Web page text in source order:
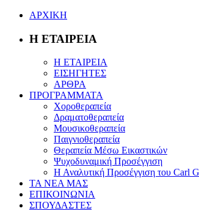
ΑΡΧΙΚΗ
Η ΕΤΑΙΡΕΙΑ
Η ΕΤΑΙΡΕΙΑ
ΕΙΣΗΓΗΤΕΣ
ΑΡΘΡΑ
ΠΡΟΓΡΑΜΜΑΤΑ
Χοροθεραπεία
Δραματοθεραπεία
Μουσικοθεραπεία
Παιγνιοθεραπεία
Θεραπεία Μέσω Εικαστικών
Ψυχοδυναμική Προσέγγιση
Η Αναλυτική Προσέγγιση του Carl
ΤΑ ΝΕΑ ΜΑΣ
ΕΠΙΚΟΙΝΩΝΙΑ
ΣΠΟΥΔΑΣΤΕΣ